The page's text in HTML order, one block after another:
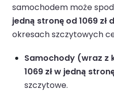
samochodem może
jedną stronę od 1069 zł
okresach szczytowych
Samochody (wraz z
1069 zł w jedną
szczytowe.